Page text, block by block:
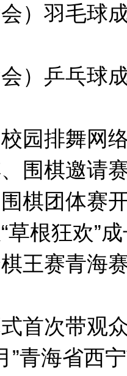
会）羽毛球
会）乒乓球
园排舞网
围棋邀请
棋团体赛
根狂欢”成
王赛青海
首次带观
”青海省西